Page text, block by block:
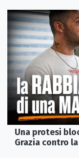
Una protesi
Grazia contro